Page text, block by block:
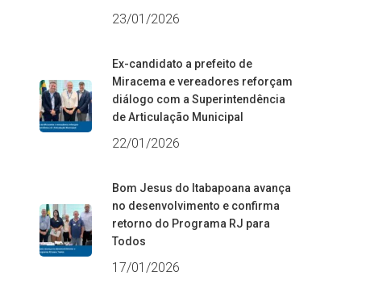
23/01/2026
Ex-candidato a prefeito de
Miracema e vereadores reforçam
diálogo com a Superintendência
de Articulação Municipal
22/01/2026
Bom Jesus do Itabapoana avança
no desenvolvimento e confirma
retorno do Programa RJ para
Todos
17/01/2026